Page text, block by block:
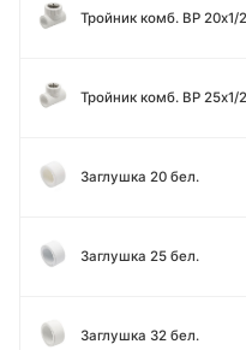
Тройник комб. ВР 20х1/
Тройник комб. ВР 25х1/
Заглушка 20 бел.
Заглушка 25 бел.
Заглушка 32 бел.